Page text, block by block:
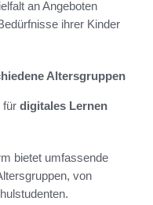
an Angeboten
ihrer Kinder
Altersgruppen
für digitales Lernen
bietet umfassende
von